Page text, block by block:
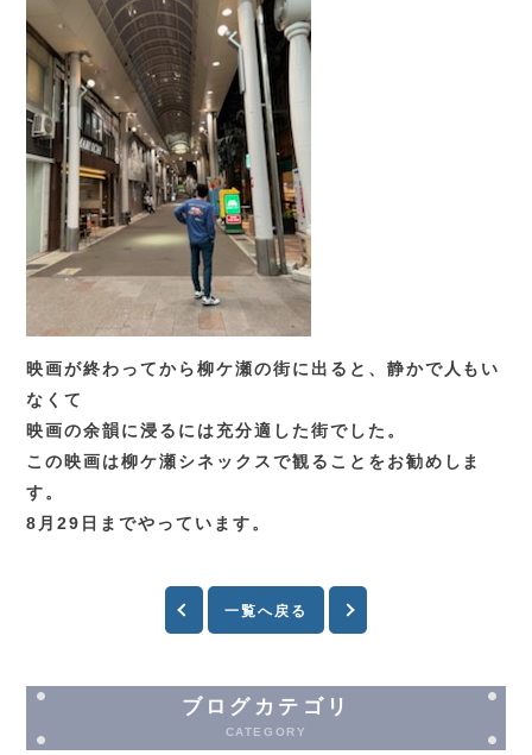
映画が終わってから柳ケ瀬の街に出ると、静かで人もい
なくて
映画の余韻に浸るには充分適した街でした。
この映画は柳ケ瀬シネックスで観ることをお勧めしま
す。
8月29日までやっています。
一覧へ戻る
ブログカテゴリ
CATEGORY